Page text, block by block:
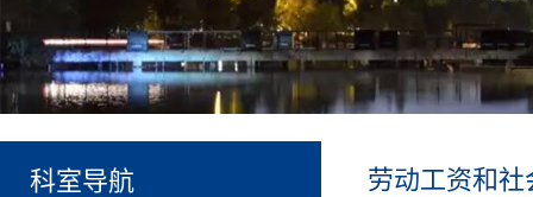
科室导航 劳动工资和社